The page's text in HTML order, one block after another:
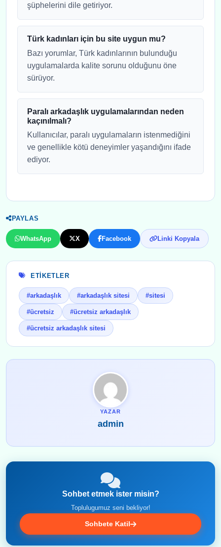
şüphelerini dile getiriyor.
Türk kadınları için bu site uygun mu?
Bazı yorumlar, Türk kadınlarının bulunduğu
uygulamalarda kalite sorunu olduğunu öne
sürüyor.
Paralı arkadaşlık uygulamalarından neden
kaçınılmalı?
Kullanıcılar, paralı uygulamaların istenmediğini
ve genellikle kötü deneyimler yaşandığını ifade
ediyor.
PAYLAS
WhatsApp X Facebook Linki Kopyala
ETIKETLER
#arkadaşlık #arkadaşlık sitesi #sitesi
#ücretsiz #ücretsiz arkadaşlık
#ücretsiz arkadaşlık sitesi
YAZAR
admin
Sohbet etmek ister misin?
Toplulugumuz seni bekliyor!
Sohbete Katil